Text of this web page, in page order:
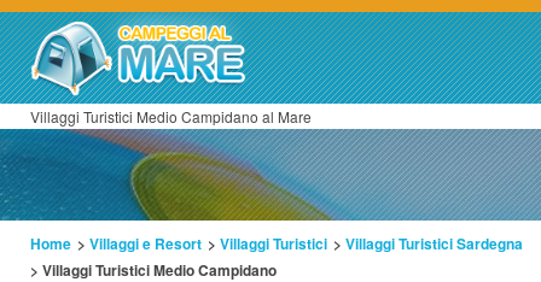
Villaggi Turistici Medio Campidano al Mare
Home > Villaggi e Resort > Villaggi Turistici > Villaggi Turistici Sardegna
> Villaggi Turistici Medio Campidano